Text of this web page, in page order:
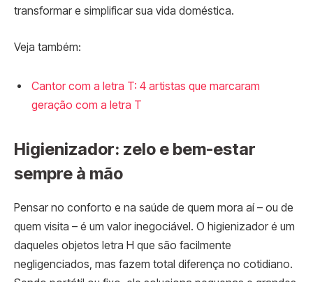
transformar e simplificar sua vida doméstica.
Veja também:
Cantor com a letra T: 4 artistas que marcaram
geração com a letra T
Higienizador: zelo e bem-estar
sempre à mão
Pensar no conforto e na saúde de quem mora aí – ou de
quem visita – é um valor inegociável. O higienizador é um
daqueles objetos letra H que são facilmente
negligenciados, mas fazem total diferença no cotidiano.